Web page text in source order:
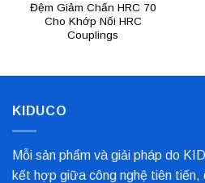
Đệm Giảm Chấn HRC 70
Cho Khớp Nối HRC
Couplings
KIDUCO
Mỗi sản phẩm và giải pháp do
kết hợp giữa công nghệ tiên tiến,